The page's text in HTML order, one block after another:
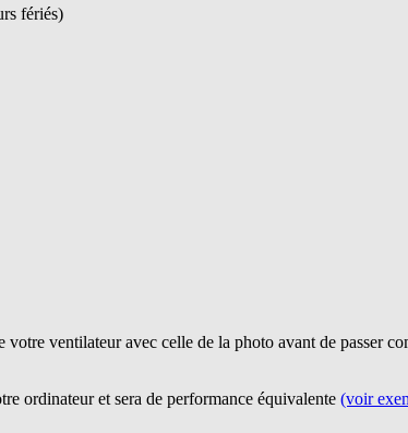
fériés)
ventilateur avec celle de la photo avant de passer
ordinateur et sera de performance équivalente (voir